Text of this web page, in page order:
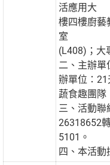
活應用大
樓四樓廚藝
室
(L408)；大
二、主辦單
辦單位：21
蔬食趣團隊
三、活動聯
26318652
5101。
四、本活動